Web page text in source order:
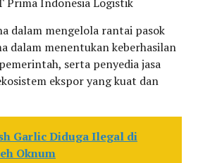
dalam mengelola rantai pasok
dalam menentukan keberhasilan
serta penyedia jasa
ekspor yang kuat dan
Garlic Diduga Ilegal di
Oknum